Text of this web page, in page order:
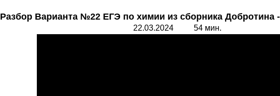
Разбор Варианта №22 ЕГЭ по химии из сборника Добротина
22.03.2024 54 мин.